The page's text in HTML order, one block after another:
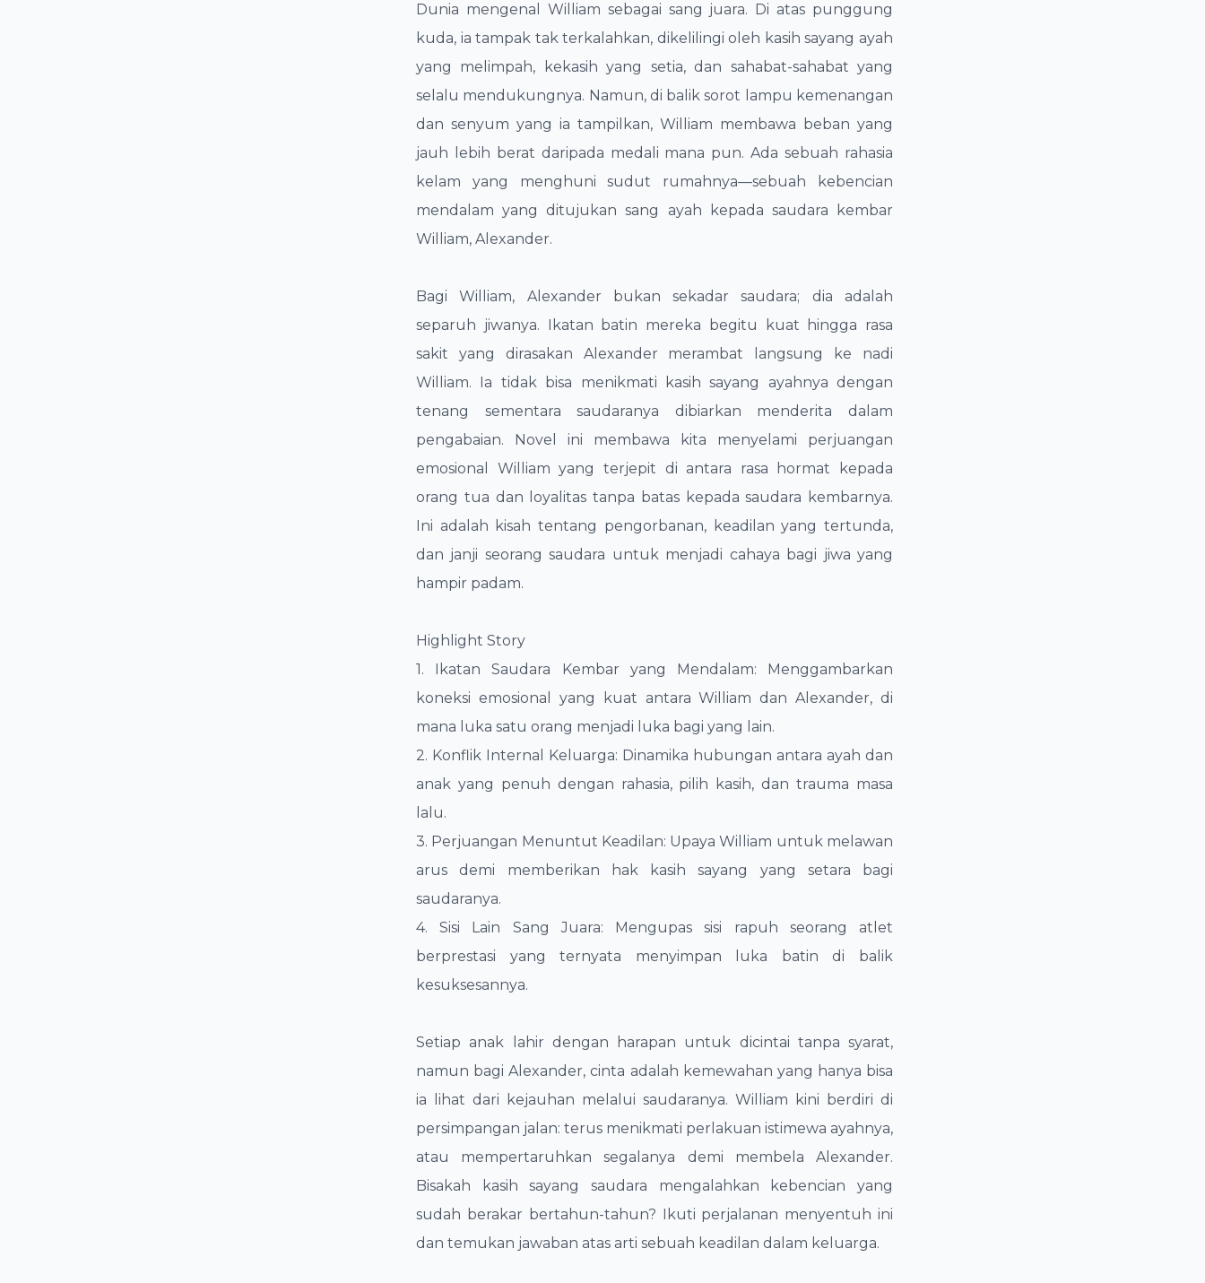
​Dunia mengenal William sebagai sang juara. Di atas punggung
kuda, ia tampak tak terkalahkan, dikelilingi oleh kasih sayang ayah
yang melimpah, kekasih yang setia, dan sahabat-sahabat yang
selalu mendukungnya. Namun, di balik sorot lampu kemenangan
dan senyum yang ia tampilkan, William membawa beban yang
jauh lebih berat daripada medali mana pun. Ada sebuah rahasia
kelam yang menghuni sudut rumahnya—sebuah kebencian
mendalam yang ditujukan sang ayah kepada saudara kembar
William, Alexander.
​Bagi William, Alexander bukan sekadar saudara; dia adalah
separuh jiwanya. Ikatan batin mereka begitu kuat hingga rasa
sakit yang dirasakan Alexander merambat langsung ke nadi
William. Ia tidak bisa menikmati kasih sayang ayahnya dengan
tenang sementara saudaranya dibiarkan menderita dalam
pengabaian. Novel ini membawa kita menyelami perjuangan
emosional William yang terjepit di antara rasa hormat kepada
orang tua dan loyalitas tanpa batas kepada saudara kembarnya.
Ini adalah kisah tentang pengorbanan, keadilan yang tertunda,
dan janji seorang saudara untuk menjadi cahaya bagi jiwa yang
hampir padam.
​Highlight Story
1. ​Ikatan Saudara Kembar yang Mendalam: Menggambarkan
koneksi emosional yang kuat antara William dan Alexander, di
mana luka satu orang menjadi luka bagi yang lain.
​2. Konflik Internal Keluarga: Dinamika hubungan antara ayah dan
anak yang penuh dengan rahasia, pilih kasih, dan trauma masa
lalu.
​3. Perjuangan Menuntut Keadilan: Upaya William untuk melawan
arus demi memberikan hak kasih sayang yang setara bagi
saudaranya.
​4. Sisi Lain Sang Juara: Mengupas sisi rapuh seorang atlet
berprestasi yang ternyata menyimpan luka batin di balik
kesuksesannya.
​Setiap anak lahir dengan harapan untuk dicintai tanpa syarat,
namun bagi Alexander, cinta adalah kemewahan yang hanya bisa
ia lihat dari kejauhan melalui saudaranya. William kini berdiri di
persimpangan jalan: terus menikmati perlakuan istimewa ayahnya,
atau mempertaruhkan segalanya demi membela Alexander.
Bisakah kasih sayang saudara mengalahkan kebencian yang
sudah berakar bertahun-tahun? Ikuti perjalanan menyentuh ini
dan temukan jawaban atas arti sebuah keadilan dalam keluarga.